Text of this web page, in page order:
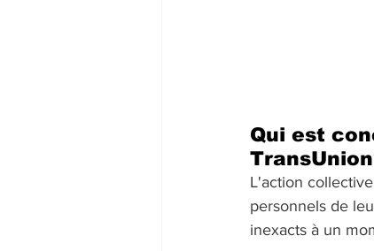
Qui est
L'action
personnels de
inexacts à un